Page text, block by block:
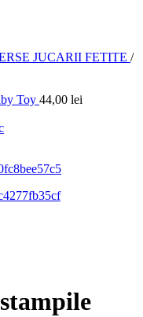
JUCARII FETITE /
Toy 44,00 lei